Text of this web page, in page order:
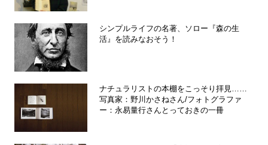
シンプルライフの名著、ソロー『森の生
活』を読みなおそう！
ナチュラリストの本棚をこっそり拝見……
写真家：野川かさねさん/フォトグラファ
ー：永易量行さんとっておきの一冊